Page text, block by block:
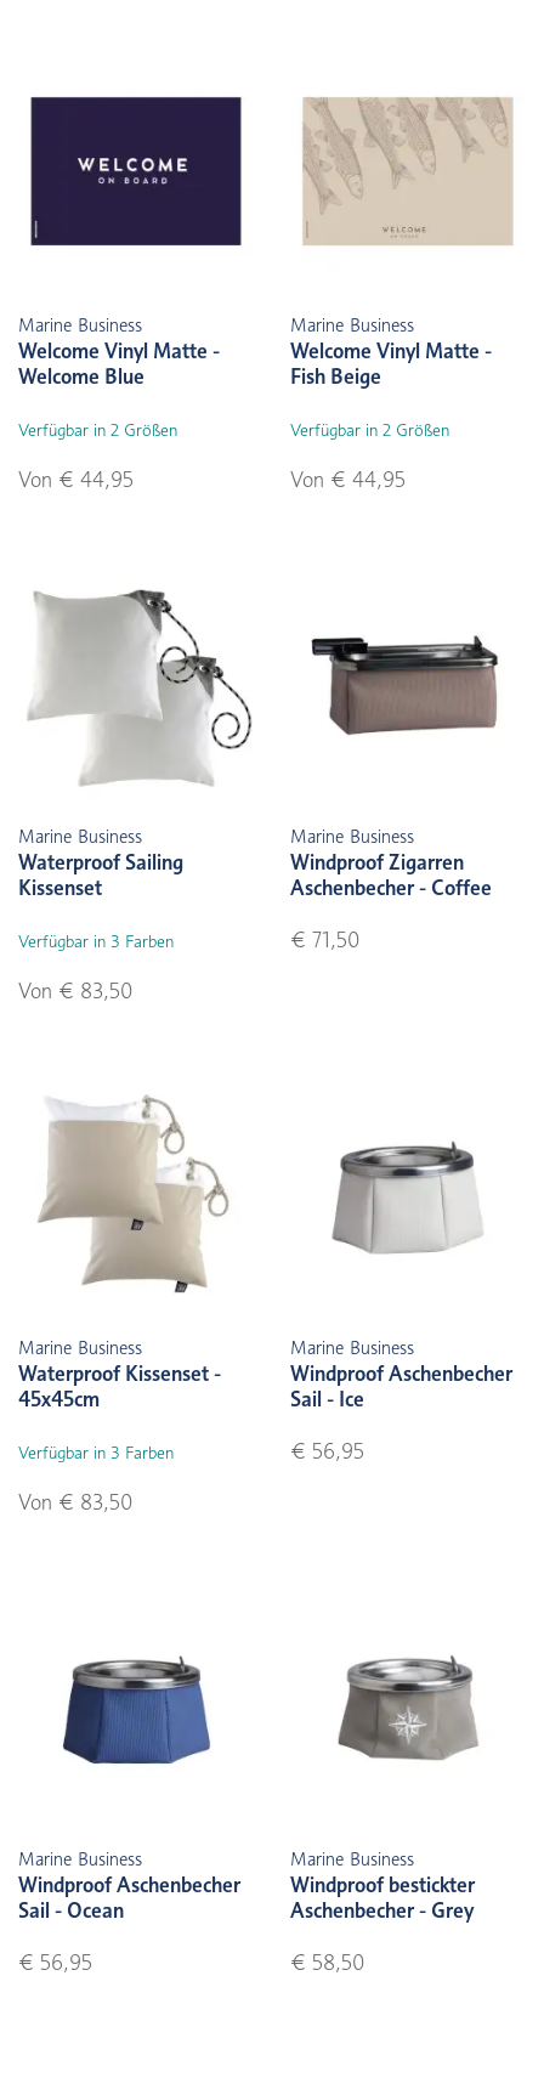
Marine Business
Welcome Vinyl Matte -
Welcome Blue
Verfügbar in 2 Größen
Von € 44,95
Marine Business
Welcome Vinyl Matte -
Fish Beige
Verfügbar in 2 Größen
Von € 44,95
Marine Business
Waterproof Sailing
Kissenset
Verfügbar in 3 Farben
Von € 83,50
Marine Business
Windproof Zigarren
Aschenbecher - Coffee
€ 71,50
Marine Business
Waterproof Kissenset -
45x45cm
Verfügbar in 3 Farben
Von € 83,50
Marine Business
Windproof Aschenbecher
Sail - Ice
€ 56,95
Marine Business
Windproof Aschenbecher
Sail - Ocean
€ 56,95
Marine Business
Windproof bestickter
Aschenbecher - Grey
€ 58,50